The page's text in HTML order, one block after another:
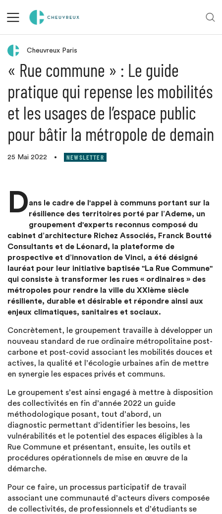
Retour aux actualités
Cheuvreux Paris
« Rue commune » : Le guide
pratique qui repense les mobilités
et les usages de l’espace public
pour bâtir la métropole de demain
25 Mai 2022 • NEWSLETTER
Dans le cadre de l'appel à communs portant sur la
résilience des territoires porté par l’Ademe, un
groupement d'experts reconnus composé du
cabinet d’architecture Richez Associés, Franck Boutté
Consultants et de Léonard, la plateforme de
prospective et d’innovation de Vinci, a été désigné
lauréat pour leur initiative baptisée "La Rue Commune"
qui consiste à transformer les rues « ordinaires » des
métropoles pour rendre la ville du XXIème siècle
résiliente, durable et désirable et répondre ainsi aux
enjeux climatiques, sanitaires et sociaux.
Concrètement, le groupement travaille à développer un
nouveau standard de rue ordinaire métropolitaine post-
carbone et post-covid associant les mobilités douces et
actives, la qualité et l’écologie urbaines afin de mettre
en synergie les espaces privés et communs.
Le groupement s’est ainsi engagé à mettre à disposition
des collectivités en fin d’année 2022 un guide
méthodologique posant, tout d’abord, un
diagnostic permettant d’identifier les besoins, les
vulnérabilités et le potentiel des espaces éligibles à la
Rue Commune et présentant, ensuite, les outils et
procédures opérationnels de mise en œuvre de la
démarche.
Pour ce faire, un processus participatif de travail
associant une communauté d’acteurs divers composée
de collectivités, de professionnels et d’étudiants se